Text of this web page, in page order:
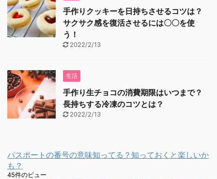
手作りクッキーを日持ちさせるコツは？
サクサク感を復活させるには〇〇を使
う！
2022/2/13
生活
手作り生チョコの消費期限はいつまで？
長持ちする冷凍のコツとは？
2022/2/13
パスポートの番号の意味知ってる？知っておくと楽しいか
も？
45件のビュー